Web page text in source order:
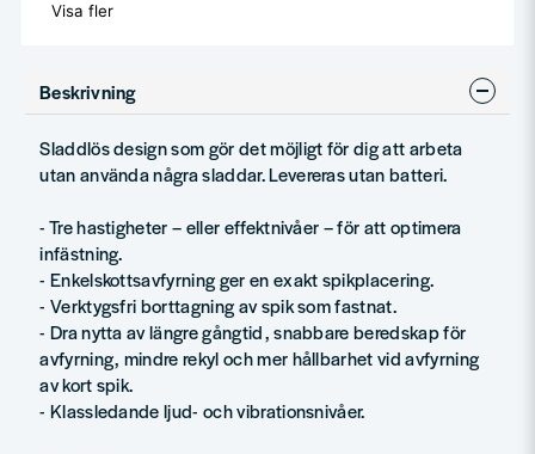
Visa fler
Beskrivning
Sladdlös design som gör det möjligt för dig att arbeta
utan använda några sladdar. Levereras utan batteri.
- Tre hastigheter – eller effektnivåer – för att optimera
infästning.
- Enkelskottsavfyrning ger en exakt spikplacering.
- Verktygsfri borttagning av spik som fastnat.
- Dra nytta av längre gångtid, snabbare beredskap för
avfyrning, mindre rekyl och mer hållbarhet vid avfyrning
av kort spik.
- Klassledande ljud- och vibrationsnivåer.